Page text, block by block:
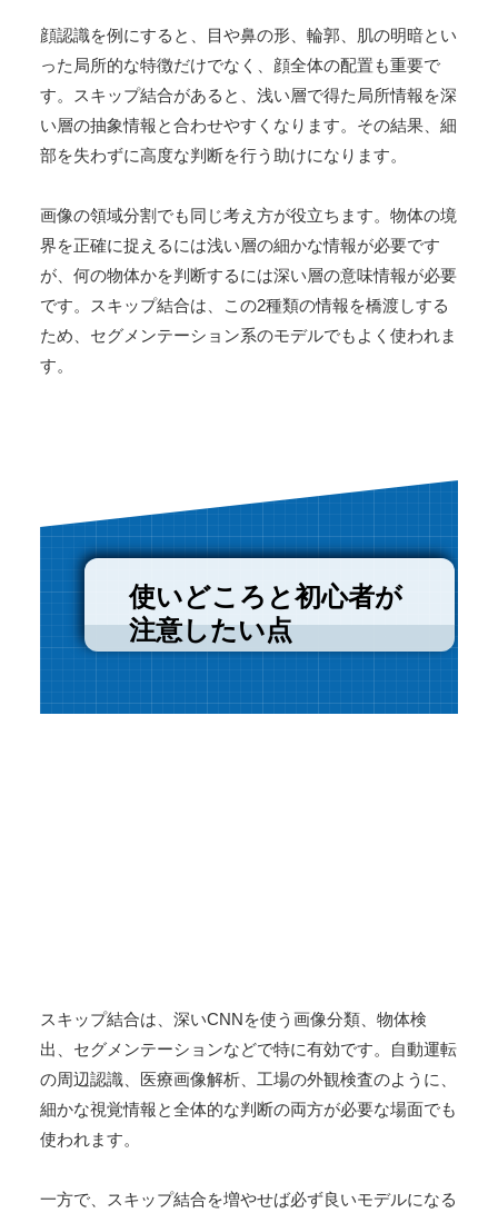
顔認識を例にすると、目や鼻の形、輪郭、肌の明暗とい
った局所的な特徴だけでなく、顔全体の配置も重要で
す。スキップ結合があると、浅い層で得た局所情報を深
い層の抽象情報と合わせやすくなります。その結果、細
部を失わずに高度な判断を行う助けになります。
画像の領域分割でも同じ考え方が役立ちます。物体の境
界を正確に捉えるには浅い層の細かな情報が必要です
が、何の物体かを判断するには深い層の意味情報が必要
です。スキップ結合は、この2種類の情報を橋渡しする
ため、セグメンテーション系のモデルでもよく使われま
す。
使いどころと初心者が
注意したい点
スキップ結合は、深いCNNを使う画像分類、物体検
出、セグメンテーションなどで特に有効です。自動運転
の周辺認識、医療画像解析、工場の外観検査のように、
細かな視覚情報と全体的な判断の両方が必要な場面でも
使われます。
一方で、スキップ結合を増やせば必ず良いモデルになる